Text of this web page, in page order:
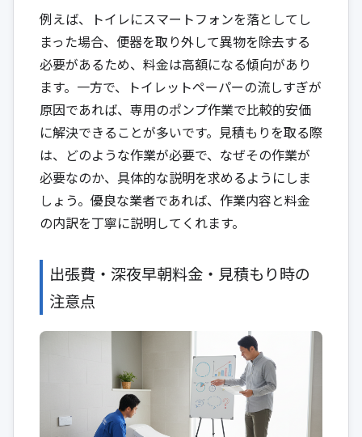
例えば、トイレにスマートフォンを落としてし
まった場合、便器を取り外して異物を除去する
必要があるため、料金は高額になる傾向があり
ます。一方で、トイレットペーパーの流しすぎが
原因であれば、専用のポンプ作業で比較的安価
に解決できることが多いです。見積もりを取る際
は、どのような作業が必要で、なぜその作業が
必要なのか、具体的な説明を求めるようにしま
しょう。優良な業者であれば、作業内容と料金
の内訳を丁寧に説明してくれます。
出張費・深夜早朝料金・見積もり時の
注意点